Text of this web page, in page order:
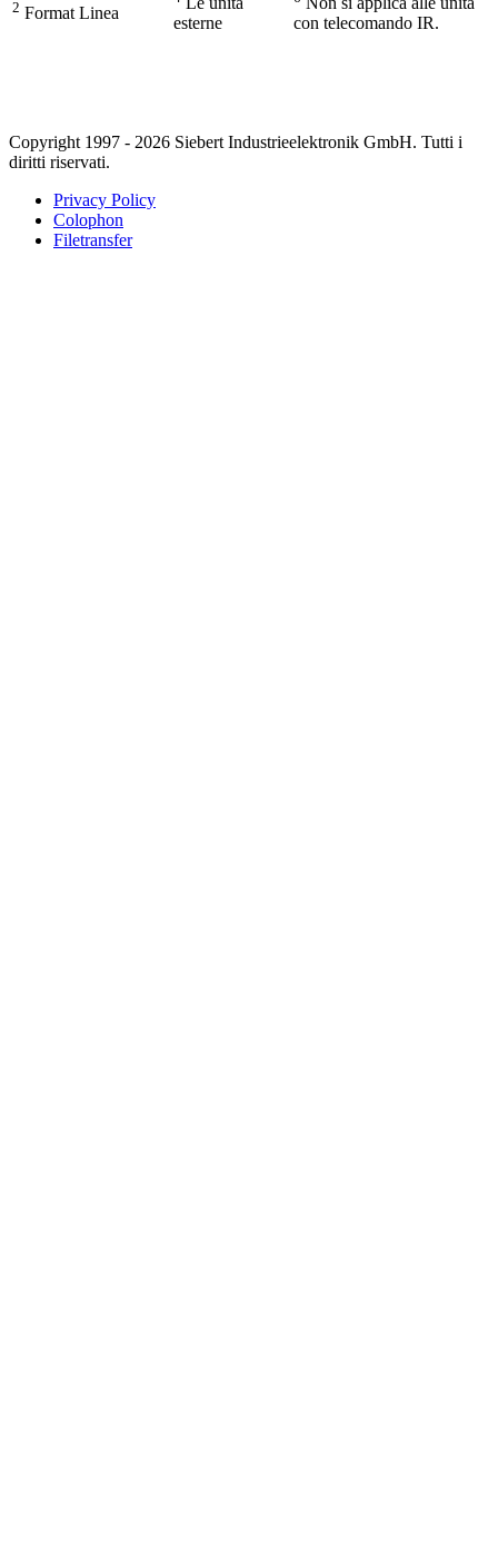
2 Format Linea
esterne
con telecomando IR.
Copyright 1997 - 2026 Siebert Industrieelektronik GmbH. Tutti i
diritti riservati.
Privacy Policy
Colophon
Filetransfer